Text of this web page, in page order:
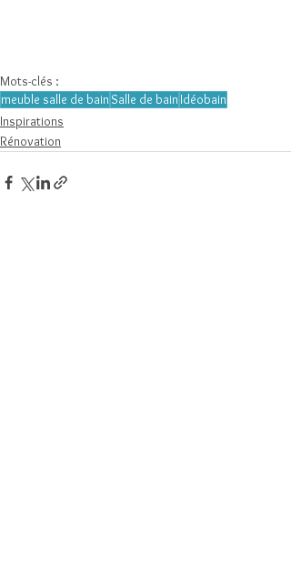
Mots-clés :
meuble salle de bain Salle de bain Idéobain
Inspirations
Rénovation